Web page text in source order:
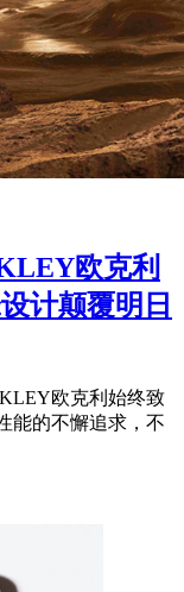
欧克利
计颠覆明日
欧克利始终致
能的不懈追求，不